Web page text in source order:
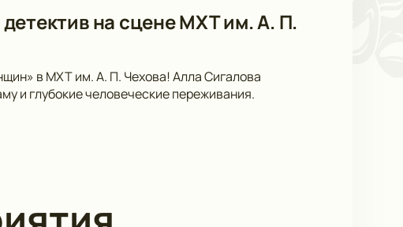
на сцене МХТ им. А. П.
в МХТ им. А. П. Чехова! Алла Сигалова
и глубокие человеческие переживания.